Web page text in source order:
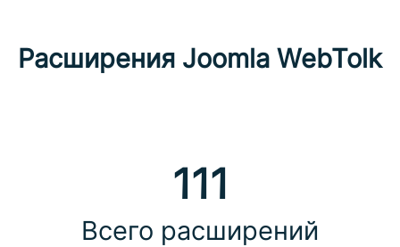
Расширения Joomla WebTolk
111
Всего расширений